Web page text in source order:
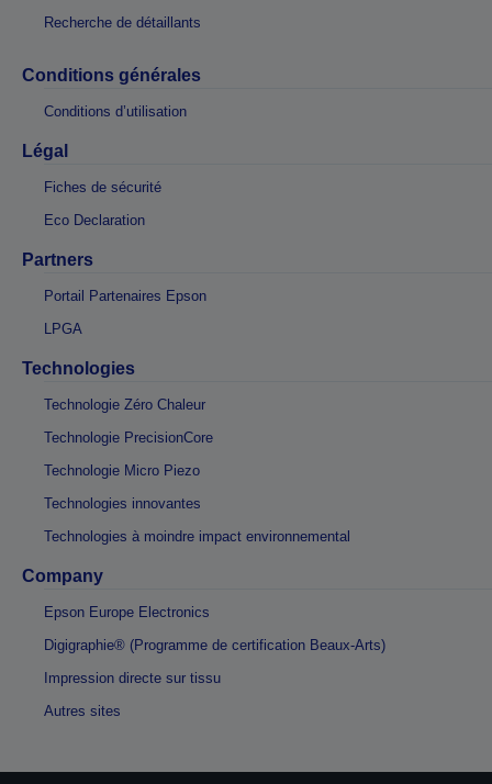
Recherche de détaillants
Conditions générales
Conditions d’utilisation
Légal
Fiches de sécurité
Eco Declaration
Partners
Portail Partenaires Epson
LPGA
Technologies
Technologie Zéro Chaleur
Technologie PrecisionCore
Technologie Micro Piezo
Technologies innovantes
Technologies à moindre impact environnemental
Company
Epson Europe Electronics
Digigraphie® (Programme de certification Beaux-Arts)
Impression directe sur tissu
Autres sites